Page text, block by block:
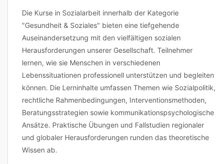
Die Kurse in Sozialarbeit innerhalb der Kategorie
"Gesundheit & Soziales" bieten eine tiefgehende
Auseinandersetzung mit den vielfältigen sozialen
Herausforderungen unserer Gesellschaft. Teilnehmer
lernen, wie sie Menschen in verschiedenen
Lebenssituationen professionell unterstützen und begleiten
können. Die Lerninhalte umfassen Themen wie Sozialpolitik,
rechtliche Rahmenbedingungen, Interventionsmethoden,
Beratungsstrategien sowie kommunikationspsychologische
Ansätze. Praktische Übungen und Fallstudien regionaler
und globaler Herausforderungen runden das theoretische
Wissen ab.